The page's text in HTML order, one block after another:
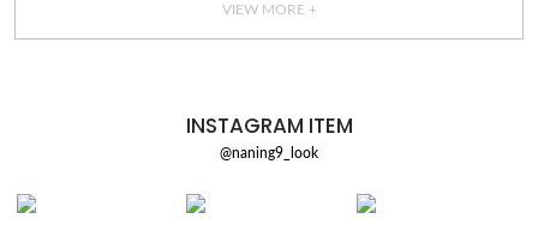
VIEW MORE +
INSTAGRAM ITEM
@naning9_look